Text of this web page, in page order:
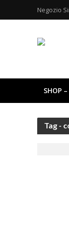
Negozio
SHOP
Tag -